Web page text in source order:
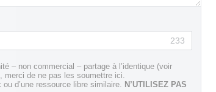
233
– non commercial – partage à l’identique (voir
merci de ne pas les soumettre ici.
d’une ressource libre similaire. N’UTILISEZ PAS